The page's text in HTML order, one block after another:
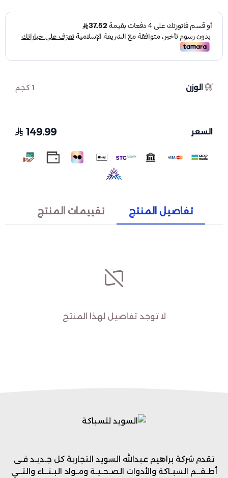
الوزن 1 كجم
السعر 149.99
تفاصيل المنتج تقييمات المنتج
لا توجد تفاصيل لهذا المنتج
تقدم شركة براهيم عبدالله السويد التجارية كل جـديـد فـى
أطـقــم السبـاكة والأدوات الصـحـيـة ومـواد البـنــاء والتــي